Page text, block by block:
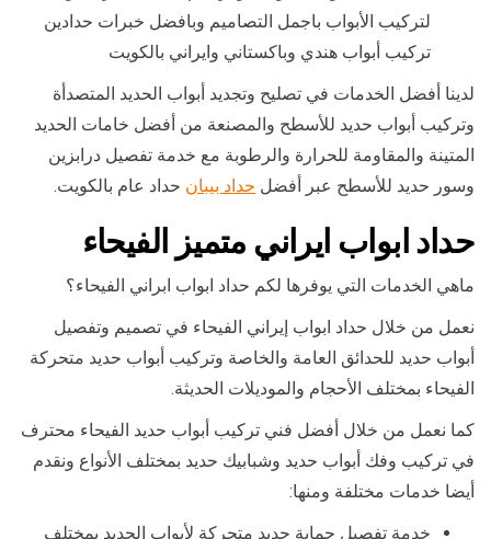
لتركيب الأبواب باجمل التصاميم وبافضل خبرات حدادين
تركيب أبواب هندي وباكستاني وايراني بالكويت
لدينا أفضل الخدمات في تصليح وتجديد أبواب الحديد المتصدأة
وتركيب أبواب حديد للأسطح والمصنعة من أفضل خامات الحديد
المتينة والمقاومة للحرارة والرطوبة مع خدمة تفصيل درابزين
وسور حديد للأسطح عبر أفضل حداد بيبان حداد عام بالكويت.
حداد ابواب ايراني متميز الفيحاء
ماهي الخدمات التي يوفرها لكم حداد ابواب ابراني الفيحاء؟
نعمل من خلال حداد ابواب إيراني الفيحاء في تصميم وتفصيل
أبواب حديد للحدائق العامة والخاصة وتركيب أبواب حديد متحركة
الفيحاء بمختلف الأحجام والموديلات الحديثة.
كما نعمل من خلال أفضل فني تركيب أبواب حديد الفيحاء محترف
في تركيب وفك أبواب حديد وشبابيك حديد بمختلف الأنواع ونقدم
أيضا خدمات مختلفة ومنها:
خدمة تفصيل حماية حديد متحركة لأبواب الحديد بمختلف